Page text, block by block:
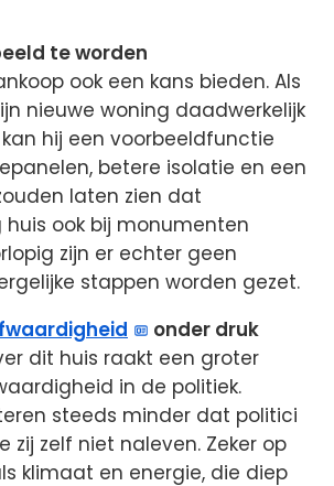
te worden
ook een kans bieden. Als
nieuwe woning daadwerkelijk
hij een voorbeeldfunctie
betere isolatie en een
laten zien dat
ook bij monumenten
zijn er echter geen
stappen worden gezet.
onder druk
dit huis raakt een groter
in de politiek.
steeds minder dat politici
zij zelf niet naleven. Zeker op
klimaat en energie, die diep